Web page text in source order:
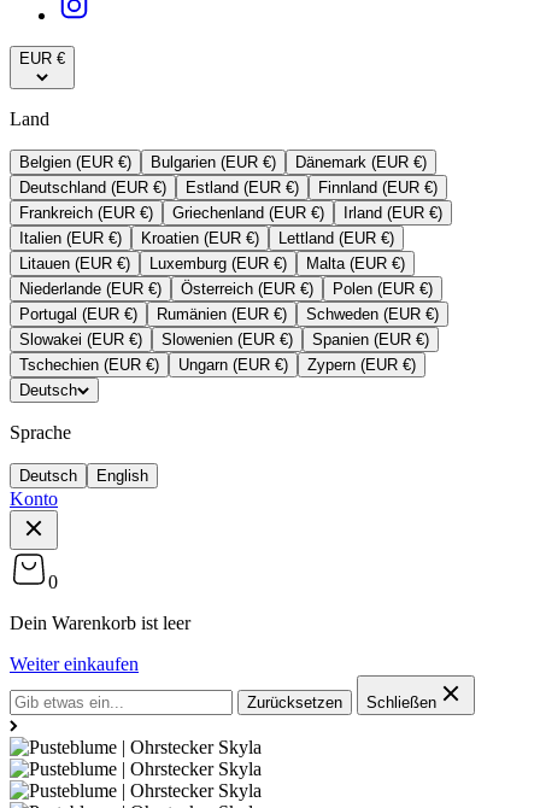
EUR €
Land
Belgien (EUR €) Bulgarien (EUR €)
Dänemark (EUR €)
Deutschland (EUR €)
Estland (EUR €)
Finnland (EUR €)
Frankreich (EUR €)
Griechenland (EUR €)
Irland (EUR €)
Italien (EUR €)
Kroatien (EUR €)
Lettland (EUR €)
Litauen (EUR €)
Luxemburg (EUR €)
Malta (EUR €)
Niederlande (EUR €)
Österreich (EUR €)
Polen (EUR €)
Portugal (EUR €)
Rumänien (EUR €)
Schweden (EUR €)
Slowakei (EUR €)
Slowenien (EUR €)
Spanien (EUR €)
Tschechien (EUR €)
Ungarn (EUR €)
Zypern (EUR €)
Deutsch
Sprache
Deutsch English
Konto
0
Dein Warenkorb ist leer
Weiter einkaufen
Zurücksetzen Schließen